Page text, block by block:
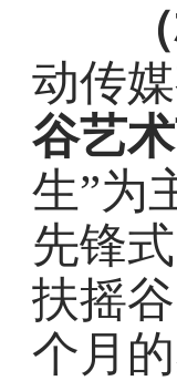
（
动传
谷艺
生”为
先锋
扶摇
个月